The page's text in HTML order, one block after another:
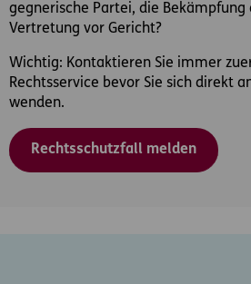
gegnerische Partei, die Bekämpfung
Vertretung vor Gericht?
Wichtig: Kontaktieren Sie immer
Rechtsservice bevor Sie sich direkt
wenden.
Rechtsschutzfall melden